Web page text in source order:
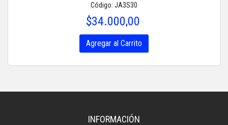
Código: JA3S30
$34.000,00
Agregar al Carrito
INFORMACIÓN